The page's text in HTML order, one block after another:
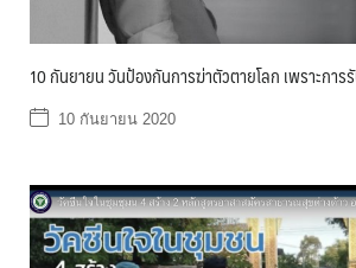
10 กันยายน วันป้องกันการฆ่าตัวตายโลก เพราะกา
10 กันยายน 2020